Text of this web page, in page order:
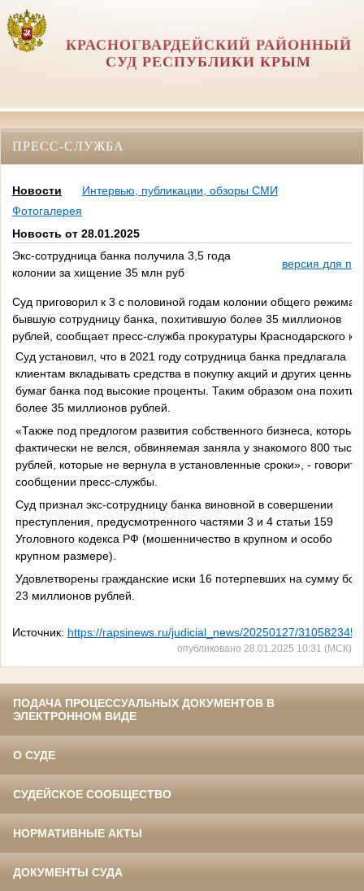
КРАСНОГВАРДЕЙСКИЙ РАЙОННЫЙ
СУД РЕСПУБЛИКИ КРЫМ
ПРЕСС-СЛУЖБА
Новости
Интервью, публикации, обзоры СМИ
Фотогалерея
Новость от 28.01.2025
Экс-сотрудница банка получила 3,5 года
колонии за хищение 35 млн руб
версия для
Суд приговорил к 3 с половиной годам колонии общего режима
бывшую сотрудницу банка, похитившую более 35 миллионов
рублей, сообщает пресс-служба прокуратуры Краснодарского
Суд установил, что в 2021 году сотрудница банка предлагала
клиентам вкладывать средства в покупку акций и других ценных
бумаг банка под высокие проценты. Таким образом она
более 35 миллионов рублей.
«Также под предлогом развития собственного бизнеса, который
фактически не велся, обвиняемая заняла у знакомого 800 тысяч
рублей, которые не вернула в установленные сроки», -
сообщении пресс-службы.
Суд признал экс-сотрудницу банка виновной в совершении
преступления, предусмотренного частями 3 и 4 статьи 159
Уголовного кодекса РФ (мошенничество в крупном и особо
крупном размере).
Удовлетворены гражданские иски 16 потерпевших на сумму
23 миллионов рублей.
Источник: https://rapsinews.ru/judicial_news/20250127/
опубликовано 28.01.2025 10:31 (МСК)
ПОДАЧА ПРОЦЕССУАЛЬНЫХ ДОКУМЕНТОВ В
ЭЛЕКТРОННОМ ВИДЕ
О СУДЕ
СУДЕЙСКОЕ СООБЩЕСТВО
НОРМАТИВНЫЕ АКТЫ
ДОКУМЕНТЫ СУДА